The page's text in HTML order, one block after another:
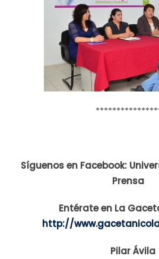
Síguenos en Facebook:
Prensa
Entérate en La
http://
Pilar Ávila